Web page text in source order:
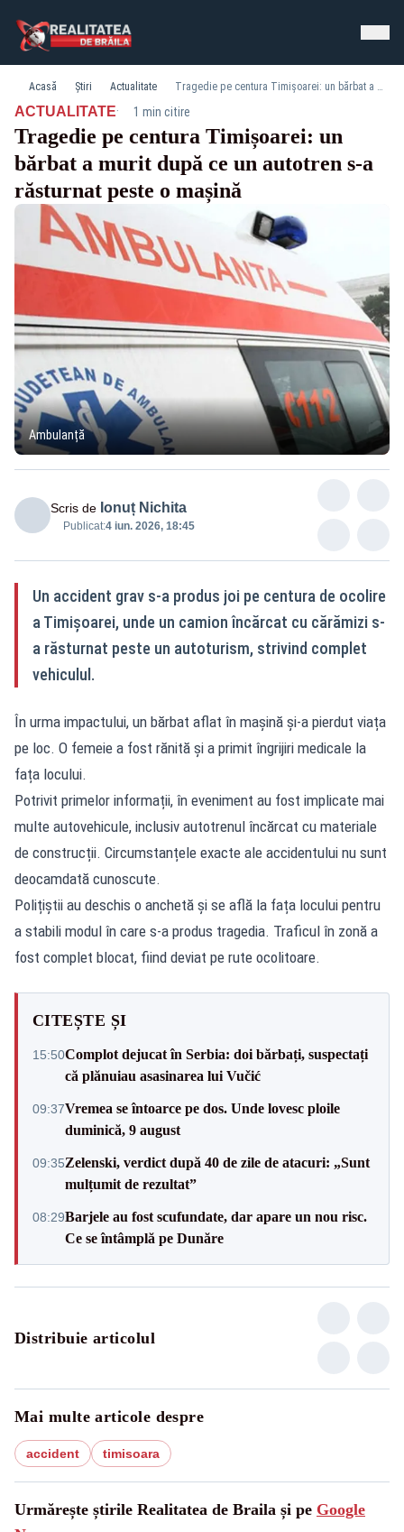
Acasă Știri Actualitate Tragedie pe centura Timișoarei: un bărbat a murit după ce un autotren s-a răsturnat peste o mașină
ACTUALITATE· 1 min citire
Tragedie pe centura Timișoarei: un
bărbat a murit după ce un autotren s-a
răsturnat peste o mașină
Ambulanță
Scris de Ionuț Nichita
Publicat:4 iun. 2026, 18:45
Un accident grav s-a produs joi pe centura de ocolire
a Timișoarei, unde un camion încărcat cu cărămizi s-
a răsturnat peste un autoturism, strivind complet
vehiculul.
În urma impactului, un bărbat aflat în mașină și-a pierdut viața
pe loc. O femeie a fost rănită și a primit îngrijiri medicale la
fața locului.
Potrivit primelor informații, în eveniment au fost implicate mai
multe autovehicule, inclusiv autotrenul încărcat cu materiale
de construcții. Circumstanțele exacte ale accidentului nu sunt
deocamdată cunoscute.
Polițiștii au deschis o anchetă și se află la fața locului pentru
a stabili modul în care s-a produs tragedia. Traficul în zonă a
fost complet blocat, fiind deviat pe rute ocolitoare.
CITEȘTE ȘI
15:50Complot dejucat în Serbia: doi bărbați, suspectați
că plănuiau asasinarea lui Vučić
09:37Vremea se întoarce pe dos. Unde lovesc ploile
duminică, 9 august
09:35Zelenski, verdict după 40 de zile de atacuri: „Sunt
mulțumit de rezultat”
08:29Barjele au fost scufundate, dar apare un nou risc.
Ce se întâmplă pe Dunăre
Distribuie articolul
Mai multe articole despre
accident timisoara
Urmărește știrile Realitatea de Braila și pe Google